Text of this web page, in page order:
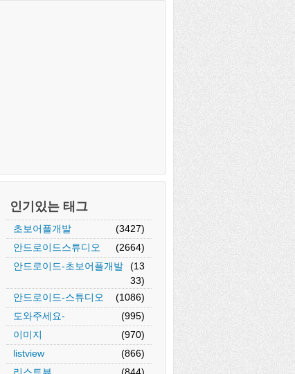
인기있는 태그
초보어플개발
(3427)
안드로이드스튜디오
(2664)
안드로이드-초보어플개발
(13
33)
안드로이드-스튜디오
(1086)
도와주세요-
(995)
이미지
(970)
listview
(866)